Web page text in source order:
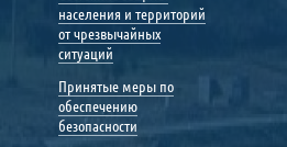
населения и территорий
от чрезвычайных
ситуаций
Принятые меры по
обеспечению
безопасности